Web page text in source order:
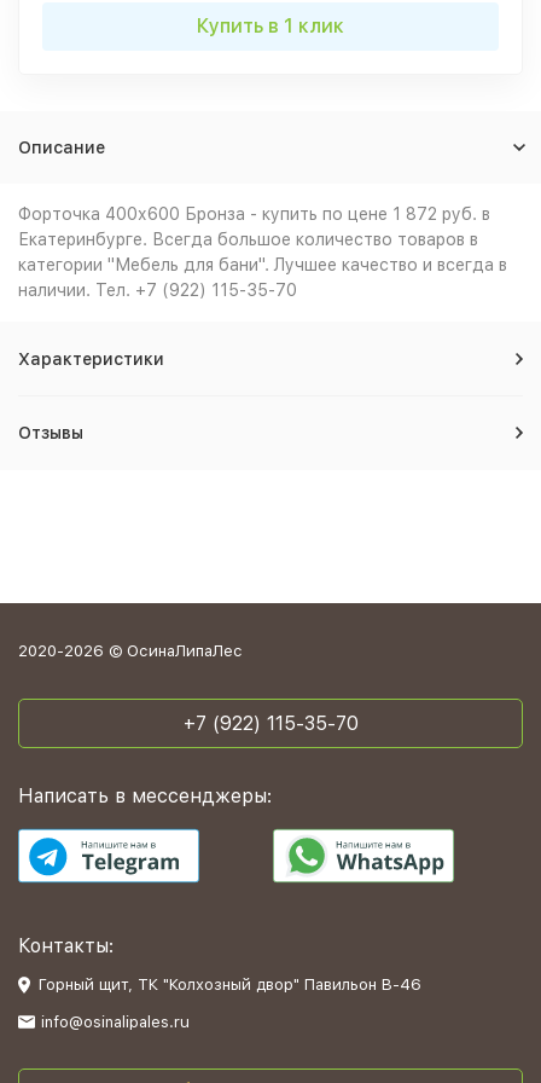
Купить в 1 клик
Описание
Форточка 400х600 Бронза - купить по цене 1 872 руб. в
Екатеринбурге. Всегда большое количество товаров в
категории "Мебель для бани". Лучшее качество и всегда в
наличии. Тел. +7 (922) 115-35-70
Характеристики
Отзывы
2020-2026 © ОсинаЛипаЛес
+7 (922) 115-35-70
Написать в мессенджеры:
Контакты:
Горный щит, ТК "Колхозный двор" Павильон В-46
info@osinalipales.ru